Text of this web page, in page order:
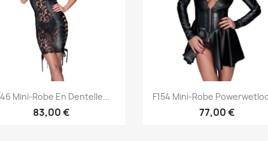
Aperçu rapide
Mini-Robe En Dentelle...
83,00 €
Aperçu rapide
F154 Mini-Robe
77,00 €